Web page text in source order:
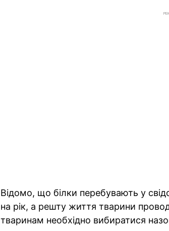
Відомо, що білки перебувають у
на рік, а решту життя тварини
тваринам необхідно вибиратися